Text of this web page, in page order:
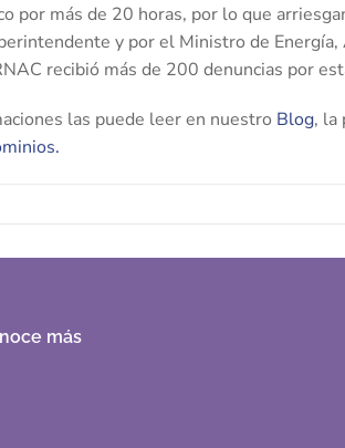
por más de 20 horas, por lo que
y por el Ministro de
recibió más de 200 denuncias por
las puede leer en nuestro Blog, la
más